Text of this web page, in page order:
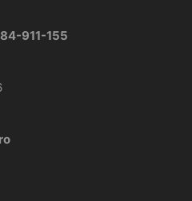
911-155